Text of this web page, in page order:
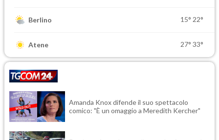
Berlino 15° 22°
Atene 27° 33°
Amanda Knox difende il suo spettacolo
comico: "È un omaggio a Meredith Kercher"